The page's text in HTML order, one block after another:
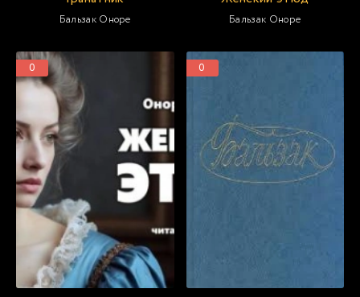
Бальзак Оноре Бальзак Оноре
0 0